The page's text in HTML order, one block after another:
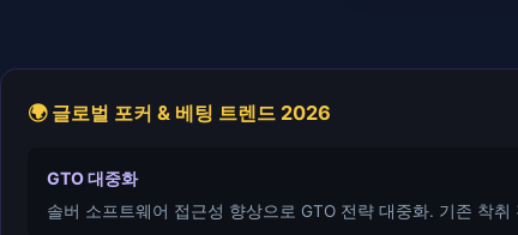
🌍 글로벌 포커 & 베팅 트렌드 2026
GTO 대중화
솔버 소프트웨어 접근성 향상으로 GTO 전략 대중화. 기존 착